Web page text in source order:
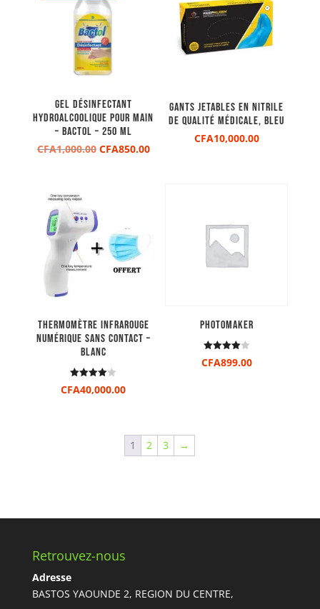
Gel Désinfectant
hydroalcoolique Pour Main
– Bactol – 250 mL
CFA1,000.00 Le
CFA850.00Le
Gants jetables en nitrile
de qualité médicale, bleu
CFA10,000.00
Thermomètre Infrarouge
Numérique Sans Contact –
Blanc
Note
4.00
CFA40,000.00
PhotoMaker
Note
4.00
CFA899.00
1 2 3 →
Retrouvez-nous
Adresse
BASTOS YAOUNDE 2, REGION DU CENTRE,